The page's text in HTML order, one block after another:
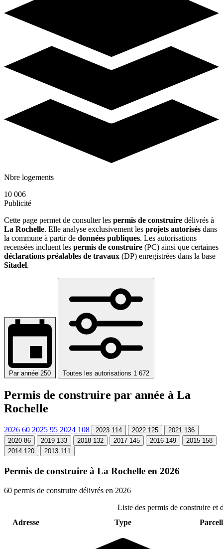
Nbre logements
10 006
Publicité
Cette page permet de consulter les permis de construire délivrés à
La Rochelle. Elle analyse exclusivement les projets autorisés dans
la commune à partir de données publiques. Les autorisations
recensées incluent les permis de construire (PC) ainsi que certaines
déclarations préalables de travaux (DP) enregistrées dans la base
Sitadel.
Par année 250 Toutes les autorisations 1 672
Permis de construire par année à La
Rochelle
2026 60 2025 95 2024 108 2023 114 2022 125 2021 136
2020 86 2019 133 2018 132 2017 145 2016 149 2015 158
2014 120 2013 111
Permis de construire à La Rochelle en 2026
60 permis de construire délivrés en 2026
Liste des permis de construire et
Adresse
Type